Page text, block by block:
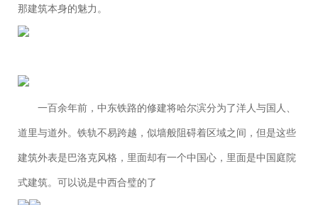
那建筑本身的魅力。
一百余年前，中东铁路的修建将哈尔滨分为了洋人与国人、
道里与道外。铁轨不易跨越，似墙般阻碍着区域之间，但是这些
建筑外表是巴洛克风格，里面却有一个中国心，里面是中国庭院
式建筑。可以说是中西合璧的了